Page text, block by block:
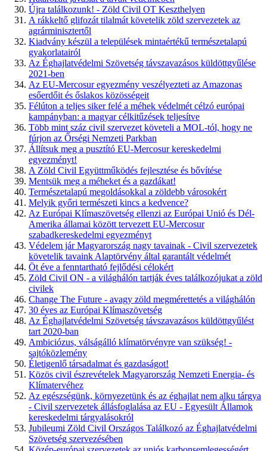
Újra találkozunk! - Zöld Civil OT Keszthelyen
A rákkeltő glifozát tilalmát követelik zöld szervezetek az
agrárminisztertől
Kiadvány készül a települések mintaértékű természetalapú
gyakorlatairól
Az Éghajlatvédelmi Szövetség távszavazásos küldöttgyűlése
2021-ben
Az EU-Mercosur egyezmény veszélyezteti az Amazonas
esőerdőit és őslakos közösségeit
Félúton a teljes siker felé a méhek védelmét célzó európai
kampányban: a magyar célkitűzések teljesítve
Több mint száz civil szervezet követeli a MOL-tól, hogy ne
fúrjon az Őrségi Nemzeti Parkban
Állítsuk meg a pusztító EU-Mercosur kereskedelmi
egyezményt!
A Zöld Civil Együttműködés fejlesztése és bővítése
Mentsük meg a méheket és a gazdákat!
Természetalapú megoldásokkal a zöldebb városokért
Melyik győri természeti kincs a kedvence?
Az Európai Klímaszövetség ellenzi az Európai Unió és Dél-
Amerika államai között tervezett EU-Mercosur
szabadkereskedelmi egyezményt
Védelem jár Magyarország nagy tavainak - Civil szervezetek
követelik tavaink Alaptörvény által garantált védelmét
Öt éve a fenntartható fejlődési célokért
Zöld Civil ON - a világhálón tartják éves találkozójukat a zöld
civilek
Change The Future - avagy zöld megmérettetés a világhálón
30 éves az Európai Klímaszövetség
Az Éghajlatvédelmi Szövetség távszavazásos küldöttgyűlést
tart 2020-ban
Ambiciózus, válságálló klímatörvényre van szükség! -
sajtóközlemény
Életigenlő társadalmat és gazdaságot!
Közös civil észrevételek Magyarország Nemzeti Energia- és
Klímatervéhez
Az egészségünk, környezetünk és az éghajlat nem alku tárgya
- Civil szervezetek állásfoglalása az EU - Egyesült Államok
kereskedelmi tárgyalásokról
Jubileumi Zöld Civil Országos Találkozó az Éghajlatvédelmi
Szövetség szervezésében